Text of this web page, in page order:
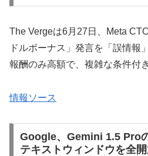
The Vergeは6月27日、Meta
ドルボーナス」発言を「誤情報
報酬のみ高額で、複雑な条件付
情報ソース
Google、Gemini 1.5 Pro
テキストウィンドウを全